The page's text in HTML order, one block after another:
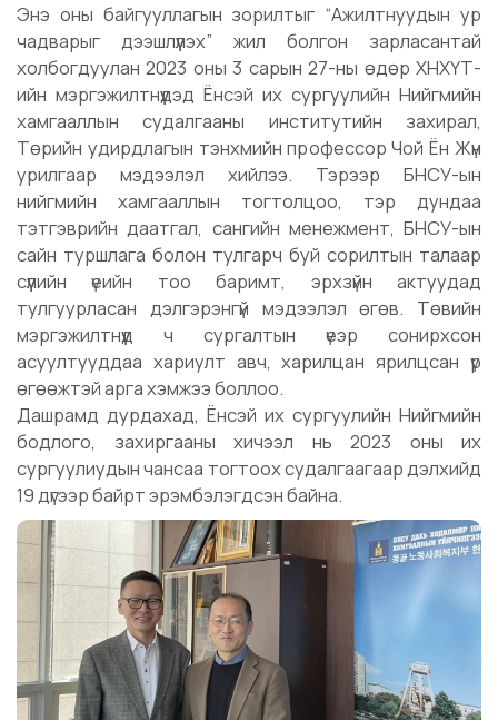
Энэ оны байгууллагын зорилтыг “Ажилтнуудын ур
чадварыг дээшлүүлэх” жил болгон зарласантай
холбогдуулан 2023 оны 3 сарын 27-ны өдөр ХНХҮТ-
ийн мэргэжилтнүүдэд Ёнсэй их сургуулийн Нийгмийн
хамгааллын судалгааны институтийн захирал,
Төрийн удирдлагын тэнхмийн профессор Чой Ён Жүн
урилгаар мэдээлэл хийлээ. Тэрээр БНСУ-ын
нийгмийн хамгааллын тогтолцоо, тэр дундаа
тэтгэврийн даатгал, сангийн менежмент, БНСУ-ын
сайн туршлага болон тулгарч буй сорилтын талаар
сүүлийн үеийн тоо баримт, эрхзүйн актуудад
тулгуурласан дэлгэрэнгүй мэдээлэл өгөв. Төвийн
мэргэжилтнүүд ч сургалтын үеэр сонирхсон
асуултууддаа хариулт авч, харилцан ярилцсан үр
өгөөжтэй арга хэмжээ боллоо.
Дашрамд дурдахад, Ёнсэй их сургуулийн Нийгмийн
бодлого, захиргааны хичээл нь 2023 оны их
сургуулиудын чансаа тогтоох судалгаагаар дэлхийд
19 дүгээр байрт эрэмбэлэгдсэн байна.